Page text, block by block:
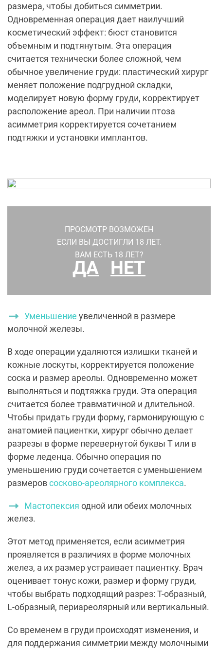
размера, чтобы добиться симметрии.
Одновременная операция дает наилучший
косметический эффект: бюст становится
объемным и подтянутым. Эта операция
считается технически более сложной, чем
обычное увеличение груди: пластический хирург
меняет положение подгрудной складки,
моделирует новую форму груди, корректирует
расположение ареол. При наличии птоза
асимметрия корректируется сочетанием
подтяжки и установки имплантов.
ПРОСМОТР ВОЗМОЖЕН
ЕСЛИ ВЫ ДОСТИГЛИ 18 ЛЕТ.
ВАМ ЕСТЬ 18 ЛЕТ?
ДА НЕТ
Уменьшение увеличенной в размере
молочной железы.
В ходе операции удаляются излишки тканей и
кожные лоскуты, корректируется положение
соска и размер ареолы. Одновременно может
выполняться и подтяжка груди. Эта операция
считается более травматичной и длительной.
Чтобы придать груди форму, гармонирующую с
анатомией пациентки, хирург обычно делает
разрезы в форме перевернутой буквы Т или в
форме леденца. Обычно операция по
уменьшению груди сочетается с уменьшением
размеровсосково-ареолярного комплекса.
Мастопексия одной или обеих молочных
желез.
Этот метод применяется, если асимметрия
проявляется в различиях в форме молочных
желез, а их размер устраивает пациентку. Врач
оценивает тонус кожи, размер и форму груди,
чтобы выбрать подходящий разрез: T-образный,
L-образный, периареолярный или вертикальный.
Со временем в груди происходят изменения, и
для поддержания симметрии между молочными